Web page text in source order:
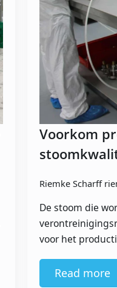
Voorkom
Riemke Scharff
De stoom die
voor het
Read more